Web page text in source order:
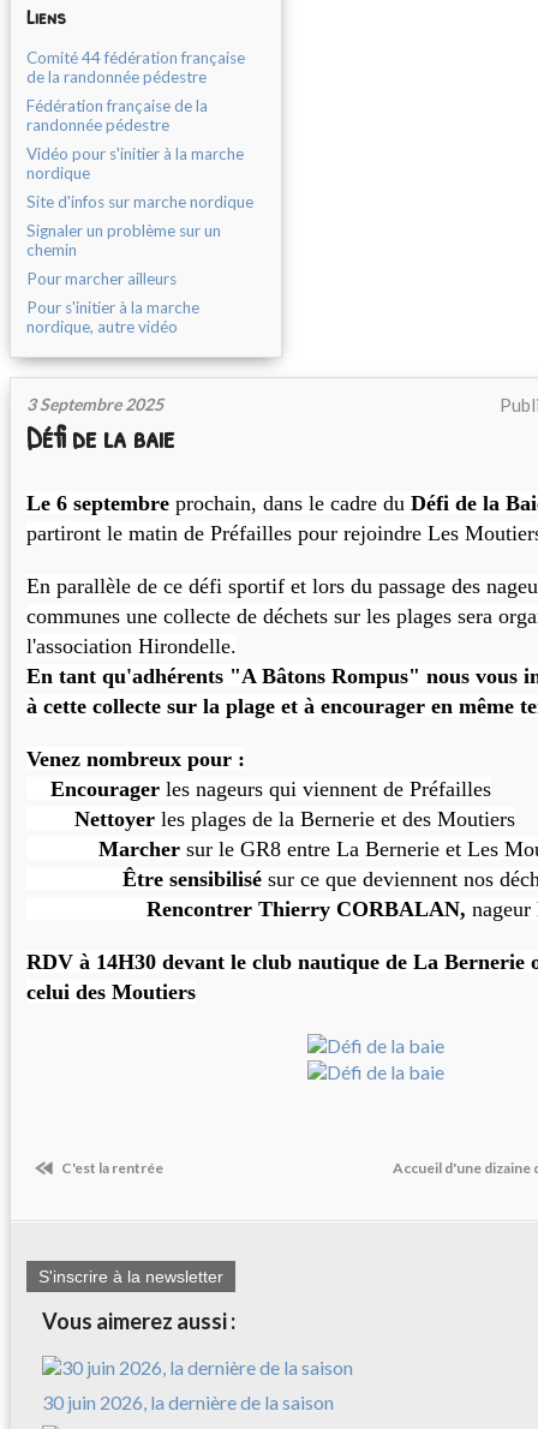
Liens
Comité 44 fédération française
de la randonnée pédestre
Fédération française de la
randonnée pédestre
Vidéo pour s'initier à la marche
nordique
Site d'infos sur marche nordique
Signaler un problème sur un
chemin
Pour marcher ailleurs
Pour s'initier à la marche
nordique, autre vidéo
3 Septembre 2025
Défi de la baie
Le 6 septembre prochain, dans le cadre du Défi de la
partiront le matin de Préfailles pour rejoindre Les
En parallèle de ce défi sportif et lors du passage des
communes une collecte de déchets sur les plages sera
l'association Hirondelle.
En tant qu'adhérents "A Bâtons Rompus" nous vous
à cette collecte sur la plage et à encourager en même
Venez nombreux pour :
Encourager les nageurs qui viennent de Préfailles
Nettoyer les plages de la Bernerie et des Moutiers
Marcher sur le GR8 entre La Bernerie et Les
Être sensibilisé sur ce que deviennent nos
Rencontrer Thierry CORBALAN, nageur
RDV à 14H30 devant le club nautique de La Bernerie
celui des Moutiers
C'est la rentrée Accueil d'une dizaine
S'inscrire à la newsletter
Vous aimerez aussi :
30 juin 2026, la dernière de la saison